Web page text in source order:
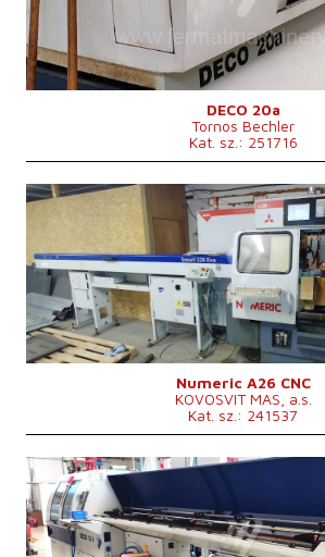
Fanuc vezérlőrendszer
Méretek hossz.×szél.×mag.
A gép súlya
3500 kg
DECO 20a
Tornos Bechler
Kat. sz.: 251716
Gyártás éve:
0
A munkadarab maximális hoszúsága3000 mm
Az ágy fölötti anyag átmérője
22 mm
Vezérlőrendszer
igen
Mitsubishi vezérlőrendszer
A gép súlya
1850 kg
Méretek hossz.×szél.×mag.
Orsó fordulatszáma
50 -
Numeric A26 CNC
KOVOSVIT MAS, a.s.
Kat. sz.: 241537
Gyártás éve:
A munkadarab maximális hoszúsága
Az ágy fölötti anyag átmérője
mm
A gép súlya
3000 kg